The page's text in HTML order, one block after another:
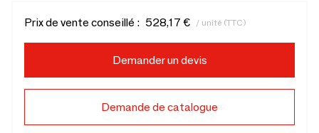
Prix de vente conseillé : 528,17 € / unité (TTC)
Demander un devis
Demande de catalogue